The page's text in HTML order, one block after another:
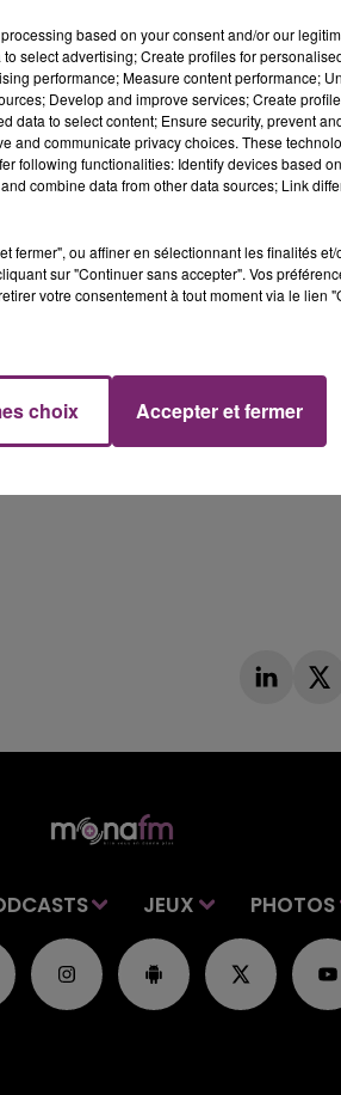
de nombreux retentissements en
douteux accordé à Nicolas
été faites par Ziad
et Nicolas Sarkozy. Il déclarait
à Claude Guéant, alors
de l'Était avait formellement
JEUX PHOTOS
based on your consent and/or our
select advertising; Create profiles for
performance; Measure content performance;
Develop and improve services; Create
data to select content; Ensure security, prevent
and communicate privacy choices. These
following functionalities: Identify devices based
combine data from other data sources; Link
fermer", ou affiner en sélectionnant les finalités
sur "Continuer sans accepter". Vos
votre consentement à tout moment via le lien
choix Accepter et fermer